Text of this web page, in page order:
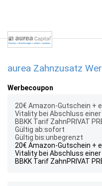
aurea Zahnzusatz
Werbecoupon
20€ Amazon-Gutschein +
Vitality bei Abschluss
BBKK Tarif ZahnPRIVAT
Gültig ab:sofort
Gültig bis:unbegrenzt
20€ Amazon-Gutschein +
Vitality bei Abschluss
BBKK Tarif ZahnPRIVAT